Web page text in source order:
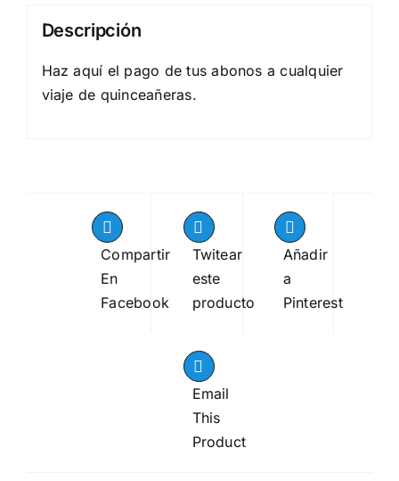
Descripción
Haz aquí el pago de tus abonos a cualquier
viaje de quinceañeras.
Compartir
En
Facebook
Twitear
este
producto
Añadir
a
Pinterest
Email
This
Product